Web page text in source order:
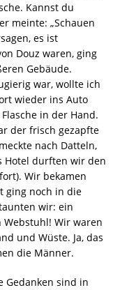
Kannst du
meinte: „Schauen
es ist
Douz waren, ging
Gebäude.
war, wollte ich
wieder ins Auto
in der Hand.
der frisch gezapfte
nach Datteln,
Hotel durften wir den
Wir bekamen
ging noch in die
wir: ein
Wir waren
und Wüste. Ja, das
die Männer.
Gedanken sind in